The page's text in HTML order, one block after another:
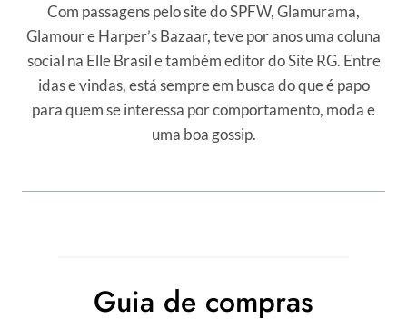
Com passagens pelo site do SPFW, Glamurama,
Glamour e Harper’s Bazaar, teve por anos uma coluna
social na Elle Brasil e também editor do Site RG. Entre
idas e vindas, está sempre em busca do que é papo
para quem se interessa por comportamento, moda e
uma boa gossip.
Guia de compras